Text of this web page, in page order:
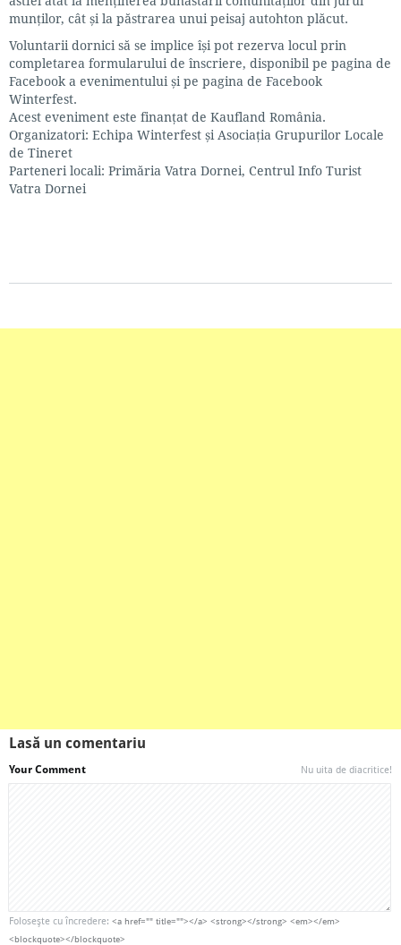
munților, cât și la păstrarea unui peisaj autohton plăcut.
Voluntarii dornici să se implice își pot rezerva locul prin
completarea formularului de înscriere, disponibil pe pagina de
Facebook a evenimentului și pe pagina de Facebook
Winterfest.
Acest eveniment este finanțat de Kaufland România.
Organizatori: Echipa Winterfest și Asociația Grupurilor Locale
de Tineret
Parteneri locali: Primăria Vatra Dornei, Centrul Info Turist
Vatra Dornei
Lasă un comentariu
Your Comment Nu uita de diacritice!
Foloseşte cu încredere: <a href="" title=""></a> <strong></strong> <em></em>
<blockquote></blockquote>